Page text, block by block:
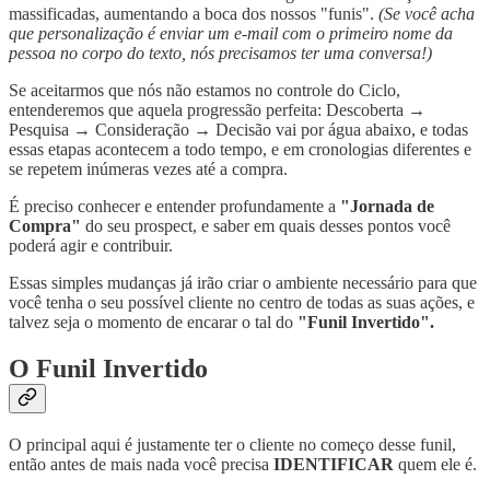
massificadas, aumentando a boca dos nossos "funis". (Se você acha
que personalização é enviar um e-mail com o primeiro nome da
pessoa no corpo do texto, nós precisamos ter uma conversa!)
Se aceitarmos que nós não estamos no controle do Ciclo,
entenderemos que aquela progressão perfeita: Descoberta →
Pesquisa → Consideração → Decisão vai por água abaixo, e todas
essas etapas acontecem a todo tempo, e em cronologias diferentes e
se repetem inúmeras vezes até a compra.
É preciso conhecer e entender profundamente a "Jornada de
Compra" do seu prospect, e saber em quais desses pontos você
poderá agir e contribuir.
Essas simples mudanças já irão criar o ambiente necessário para que
você tenha o seu possível cliente no centro de todas as suas ações, e
talvez seja o momento de encarar o tal do "Funil Invertido".
O Funil Invertido
O principal aqui é justamente ter o cliente no começo desse funil,
então antes de mais nada você precisa IDENTIFICAR quem ele é.